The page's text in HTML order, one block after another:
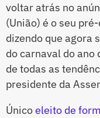
voltar atrás no
(União) é o seu
dizendo que agora
do carnaval do
de todas as
presidente da
Únicoeleito de